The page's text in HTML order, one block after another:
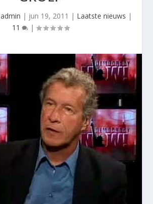
admin | jun 19, 2011 | Laatste nieuws |
11
|